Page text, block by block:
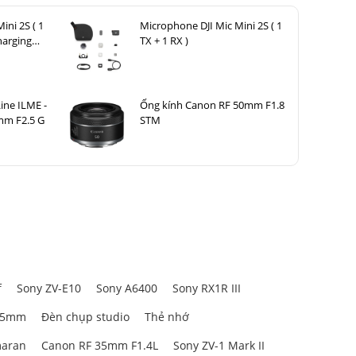
huống
2S ( 1
Microphone DJI Mic Mini 2S ( 1
TX + 1 RX )
ILME -
F2.5 G
Ống kính Canon RF 50mm F1.8
STM
Sony ZV-E10 Sony A6400
Sony RX1R III
Đèn chụp studio
Thẻ nhớ
Canon RF 35mm F1.4L Sony ZV-1 Mark II